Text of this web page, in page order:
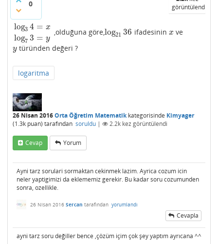
0
görüntülendi
log3 4 = x
log7 3 = y
log34 = log7 3=y
,olduğuna göre,log21 36
log21 36 ifadesinin x
x ve
y
ytüründen değeri ?
logaritma
26 Nisan 2016Orta Öğretim Matematikkategorisinde Kimyager
(1.3k puan) tarafından soruldu | 2.2k kez görüntülendi
Cevap Yorum
Ayni tarz sorulari sormaktan cekinmek lazim. Ayrica cozum icin
neler yaptigimizi da eklememiz gerekir. Bu kadar soru cozumunden
sonra, ozellikle.
26 Nisan 2016 Sercan tarafından yorumlandı
Cevapla
ayni tarz soru değiller bence ,çözüm içim çok şey yaptım ayrıcana ^^